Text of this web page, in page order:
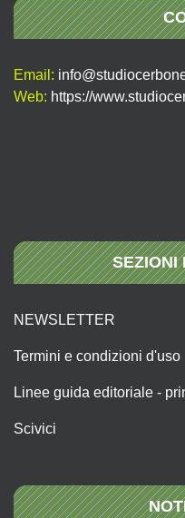
Email:
Web: https://
SEZIONI
NEWSLETTER
Termini e condizioni d'uso
Linee guida editoriale -
Scivici